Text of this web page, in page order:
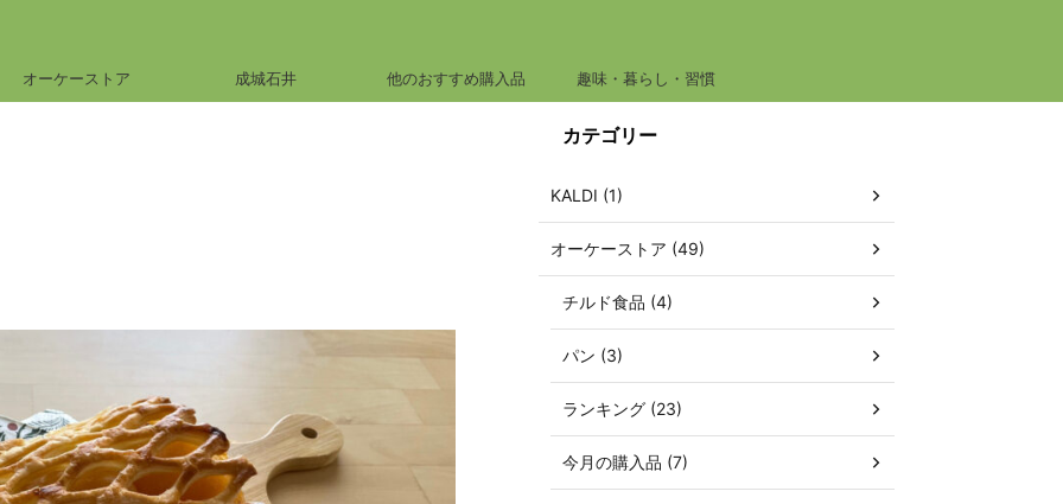
オーケーストア 成城石井 他のおすすめ購入品 趣味・暮らし・習慣
カテゴリー
KALDI (1)
オーケーストア (49)
チルド食品 (4)
パン (3)
ランキング (23)
今月の購入品 (7)